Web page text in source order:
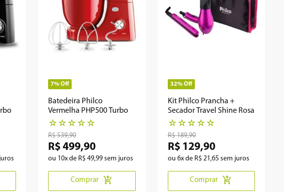
7%Off
Batedeira Philco
Vermelha PHP500 Turbo
☆ ☆ ☆ ☆ ☆
R$ 539,90
R$ 499,90
ou 10x de R$ 49,99 sem juros
Comprar
32% Off
Kit Philco Prancha +
Secador Travel Shine Rosa
☆ ☆ ☆ ☆ ☆
R$ 189,90
R$ 129,90
ou 6x de R$ 21 ,65sem juros
Comprar